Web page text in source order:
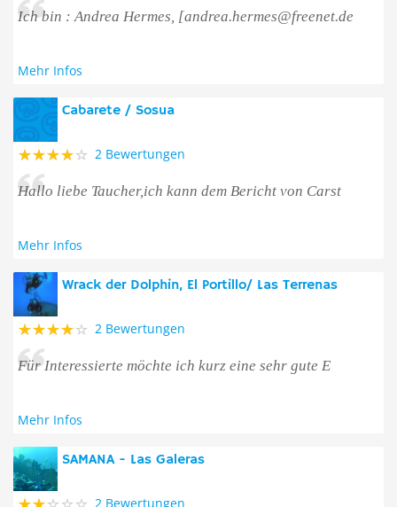
Ich bin : Andrea Hermes, [andrea.hermes@freenet.de
Mehr Infos
Cabarete / Sosua
2 Bewertungen
Hallo liebe Taucher,ich kann dem Bericht von Carst
Mehr Infos
Wrack der Dolphin, El Portillo/ Las Terrenas
2 Bewertungen
Für Interessierte möchte ich kurz eine sehr gute E
Mehr Infos
SAMANA - Las Galeras
2 Bewertungen